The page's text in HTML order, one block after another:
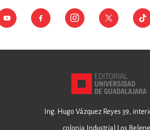
Ing. Hugo Vázquez Reyes 39,
colonia Industrial Los